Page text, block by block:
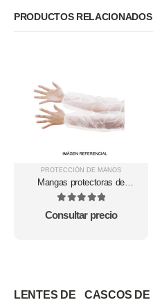
PRODUCTOS RELACIONADOS
PROTECCIÓN DE MANOS
Mangas protectoras de
polietileno marca R&G
out of 5
Consultar precio
LENTES DE
CASCOS DE